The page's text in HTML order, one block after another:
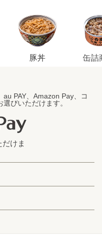
豚丼 缶詰
PAY、Amazon Pay、コ
びいただけます。
けま